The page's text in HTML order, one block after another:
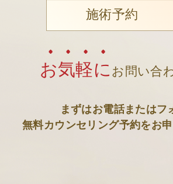
施術予約
お気軽に お問い合
まずはお電話またはフ
無料カウンセリング予約をお申